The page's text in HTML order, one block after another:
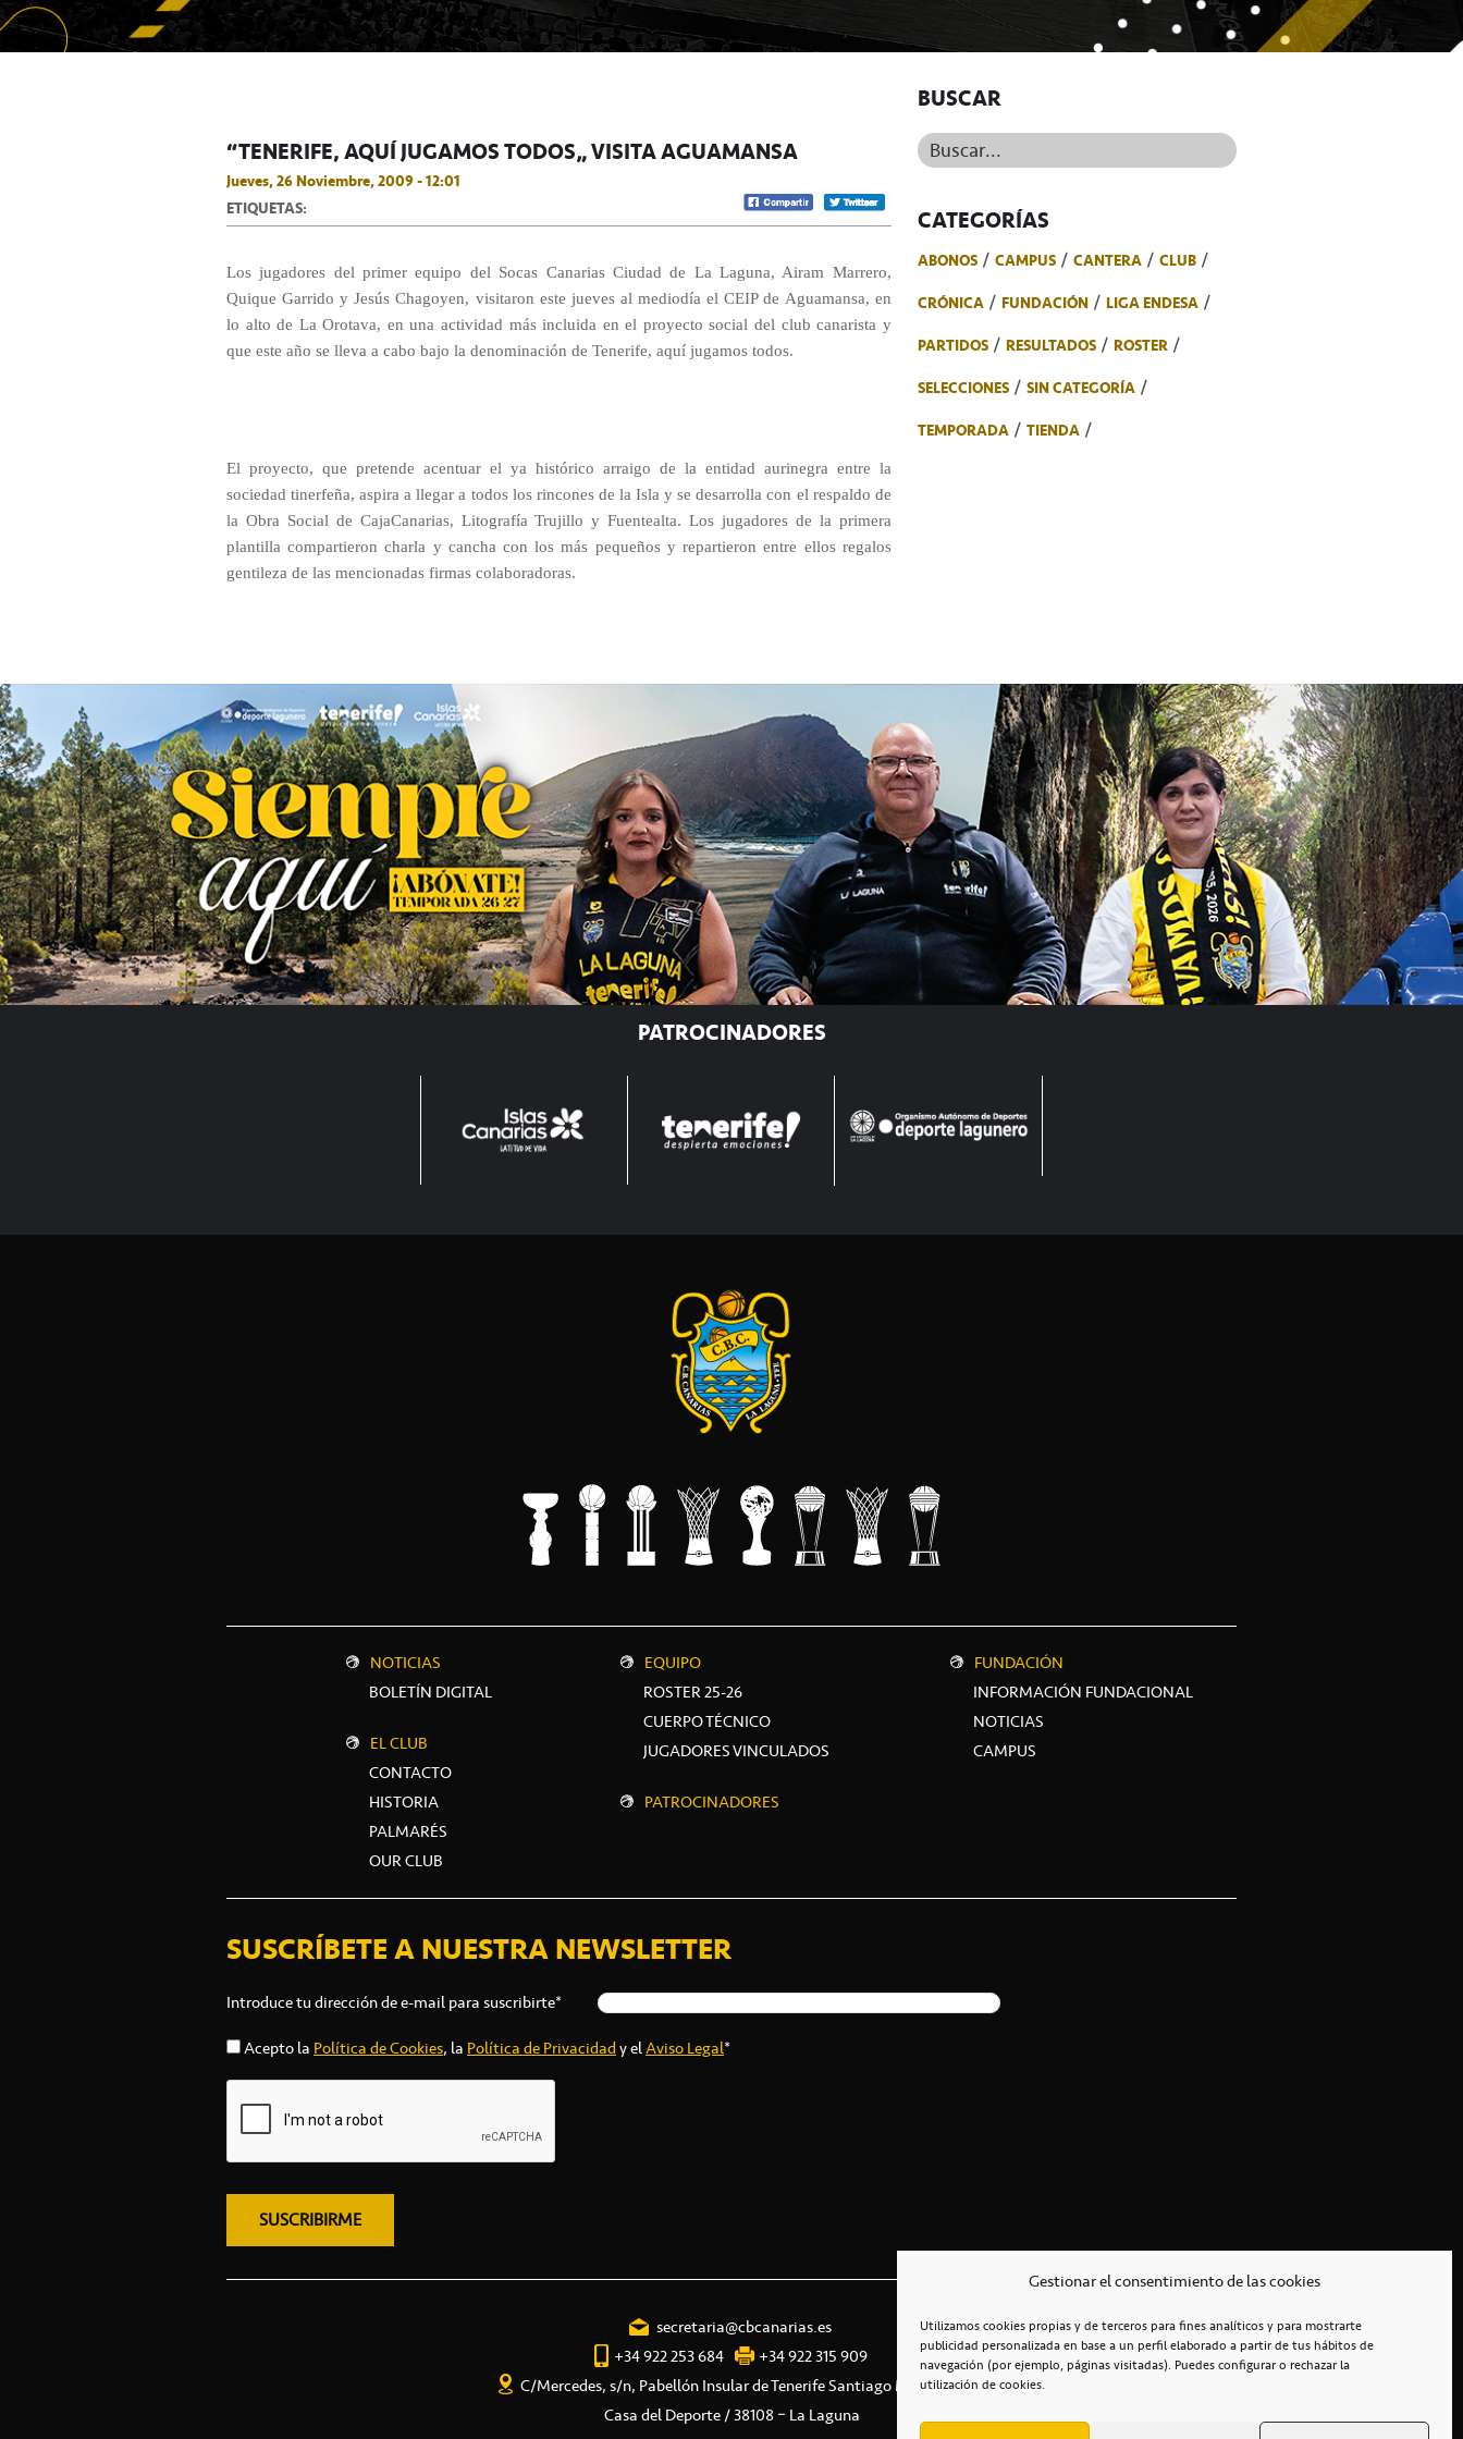
Gestionar el consentimiento de las cookies
Utilizamos cookies propias y de terceros para fines analíticos y para mostrarte
publicidad personalizada en base a un perfil elaborado a partir de tus hábitos de
navegación (por ejemplo, páginas visitadas). Puedes configurar o rechazar la
utilización de cookies.
“TENERIFE, AQUÍ JUGAMOS TODOS” VISITA AGUAMANSA
Jueves, 26 Noviembre, 2009 - 12:01
ETIQUETAS:
Los jugadores del primer equipo del Socas Canarias Ciudad de La Laguna, Airam Marrero,
Quique Garrido y Jesús Chagoyen, visitaron este jueves al mediodía el CEIP de Aguamansa, en
lo alto de La Orotava, en una actividad más incluida en el proyecto social del club canarista y
que este año se lleva a cabo bajo la denominación de Tenerife, aquí jugamos todos.
El proyecto, que pretende acentuar el ya histórico arraigo de la entidad aurinegra entre la
sociedad tinerfeña, aspira a llegar a todos los rincones de la Isla y se desarrolla con el respaldo de
la Obra Social de CajaCanarias, Litografía Trujillo y Fuentealta. Los jugadores de la primera
plantilla compartieron charla y cancha con los más pequeños y repartieron entre ellos regalos
gentileza de las mencionadas firmas colaboradoras.
BUSCAR
Buscar...
CATEGORÍAS
ABONOS CAMPUS CANTERA
CLUB
CRÓNICA
FUNDACIÓN
LIGA ENDESA
PARTIDOS
RESULTADOS
ROSTER
SELECCIONES
SIN CATEGORÍA
TEMPORADA
TIENDA
PATROCINADORES
NOTICIAS
BOLETÍN DIGITAL
EL CLUB
CONTACTO
HISTORIA
PALMARÉS
OUR CLUB
EQUIPO
ROSTER 25-26
CUERPO TÉCNICO
JUGADORES VINCULADOS
PATROCINADORES
FUNDACIÓN
INFORMACIÓN FUNDACIONAL
NOTICIAS
CAMPUS
SUSCRÍBETE A NUESTRA NEWSLETTER
Introduce tu dirección de e-mail para suscribirte*
Acepto la Política de Cookies, la Política de Privacidady elAviso Legal*
secretaria@cbcanarias.es
+34 922 253 684
+34 922 315 909
C/Mercedes, s/n, Pabellón Insular de Tenerife Santiago Martín
Casa del Deporte / 38108 – La Laguna